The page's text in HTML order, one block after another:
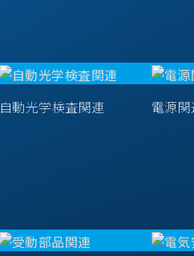
自動光学検査関連 電源